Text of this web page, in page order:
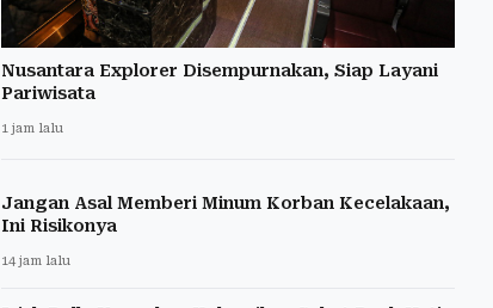
Nusantara Explorer Disempurnakan, Siap Layani
Pariwisata
1 jam lalu
Jangan Asal Memberi Minum Korban Kecelakaan,
Ini Risikonya
14 jam lalu